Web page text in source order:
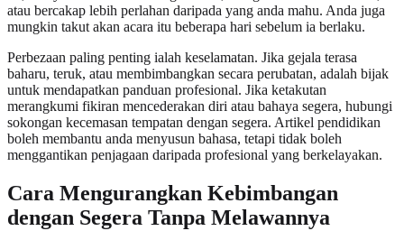
atau bercakap lebih perlahan daripada yang anda mahu. Anda juga
mungkin takut akan acara itu beberapa hari sebelum ia berlaku.
Perbezaan paling penting ialah keselamatan. Jika gejala terasa
baharu, teruk, atau membimbangkan secara perubatan, adalah bijak
untuk mendapatkan panduan profesional. Jika ketakutan
merangkumi fikiran mencederakan diri atau bahaya segera, hubungi
sokongan kecemasan tempatan dengan segera. Artikel pendidikan
boleh membantu anda menyusun bahasa, tetapi tidak boleh
menggantikan penjagaan daripada profesional yang berkelayakan.
Cara Mengurangkan Kebimbangan
dengan Segera Tanpa Melawannya